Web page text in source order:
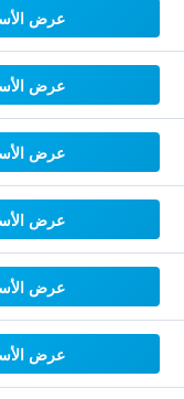
عرض
عرض
عرض
عرض
عرض
عرض